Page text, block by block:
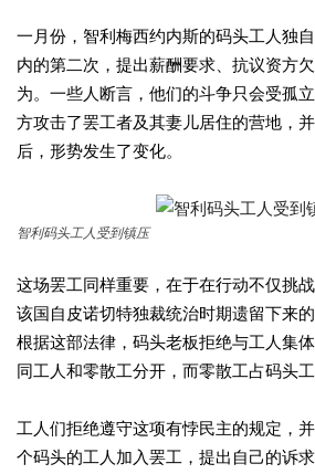
一月份，智利梅西约内斯的码头工人独
内的第二次，提出薪酬要求、抗议资方
为。一些人断言，他们的斗争只会受孤
方攻击了罢工者及其妻儿居住的营地，
后，形势发生了变化。
智利码头工人受到镇压
这场罢工同样重要，在于在行动不仅挑
该国自皮诺切特独裁统治时期遗留下来的
根据这部法律，码头老板拒绝与工人集
同工人和零散工分开，而零散工占码头工
工人们拒绝遵守这项有悖民主的规定，
个码头的工人加入罢工，提出自己的诉